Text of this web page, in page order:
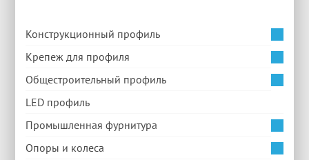
Конструкционный профиль
Крепеж для профиля
Общестроительный профиль
LED профиль
Промышленная фурнитура
Опоры и колеса